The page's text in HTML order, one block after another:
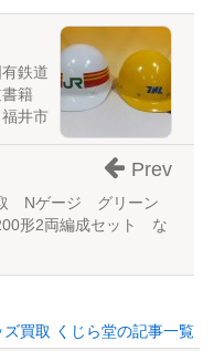
鉄道
書籍
福井市
Nゲージ グリーン
形2両編成セット な
Prev
買取 くじら堂の記事一覧